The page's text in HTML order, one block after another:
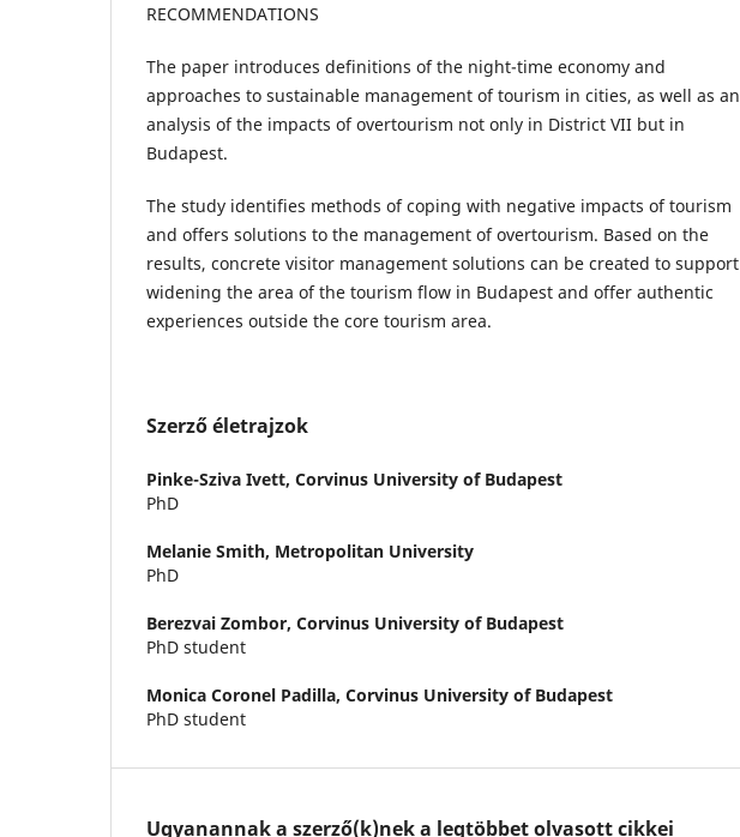
RECOMMENDATIONS
The paper introduces definitions of the night-time economy and
approaches to sustainable management of tourism in cities, as well as an
analysis of the impacts of overtourism not only in District VII but in
Budapest.
The study identifies methods of coping with negative impacts of tourism
and offers solutions to the management of overtourism. Based on the
results, concrete visitor management solutions can be created to support
widening the area of the tourism flow in Budapest and offer authentic
experiences outside the core tourism area.
Szerző életrajzok
Pinke-Sziva Ivett, Corvinus University of Budapest
PhD
Melanie Smith, Metropolitan University
PhD
Berezvai Zombor, Corvinus University of Budapest
PhD student
Monica Coronel Padilla, Corvinus University of Budapest
PhD student
Ugyanannak a szerző(k)nek a legtöbbet olvasott cikkei